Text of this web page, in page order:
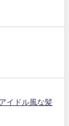
イドル風な髪